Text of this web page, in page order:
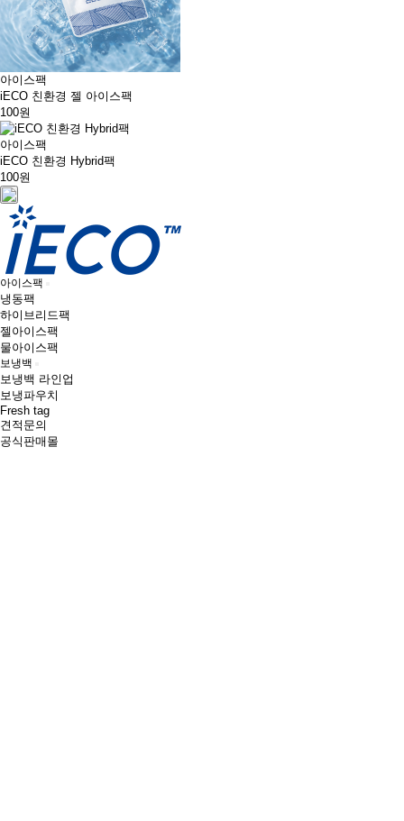
아이스팩
iECO 친환경 젤 아이스팩
100원
아이스팩
iECO 친환경 Hybrid팩
100원
아이스팩
냉동팩
하이브리드팩
젤아이스팩
물아이스팩
보냉백
보냉백 라인업
보냉파우치
Fresh tag
견적문의
공식판매몰